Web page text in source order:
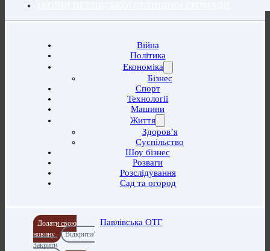
Війна
Політика
Економіка
Бізнес
Спорт
Технології
Машини
Життя
Здоров’я
Суспільство
Шоу бізнес
Розваги
Розслідування
Сад та огород
Додати свою
новину
Відкрити/
Закрити
Павлівська ОТГ